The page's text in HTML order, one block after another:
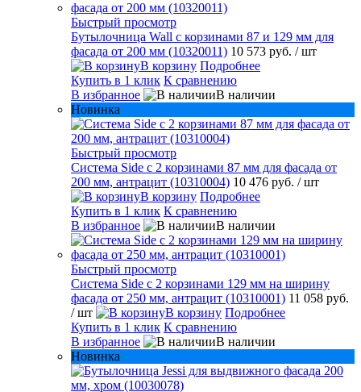
Быстрый просмотр
Бутылочница Wall с корзинами 87 и 129 мм для
фасада от 200 мм (10320011) 10 573 руб. / шт
В корзину Подробнее
Купить в 1 клик К сравнению
В избранное
В наличии
Новинка
Быстрый просмотр
Система Side с 2 корзинами 87 мм для фасада от
200 мм, антрацит (10310004) 10 476 руб. / шт
В корзину Подробнее
Купить в 1 клик К сравнению
В избранное
В наличии
Быстрый просмотр
Система Side c 2 корзинами 129 мм на ширину
фасада от 250 мм, антрацит (10310001) 11 058 руб.
/ шт
В корзину Подробнее
Купить в 1 клик К сравнению
В избранное
В наличии
Новинка